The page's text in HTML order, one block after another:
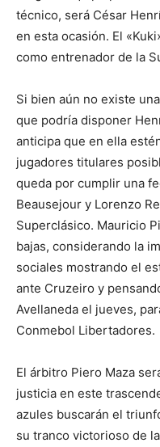
técnico, será César
en esta ocasión. El
como entrenador de la
Si bien aún no existe
que podría disponer
anticipa que en ella
jugadores titulares
queda por cumplir una
Beausejour y Lorenzo
Superclásico. Mauricio
bajas, considerando la
sociales mostrando el
ante Cruzeiro y
Avellaneda el jueves,
Conmebol Libertadores.
El árbitro Piero Maza
justicia en este
azules buscarán el
su tranco victorioso de